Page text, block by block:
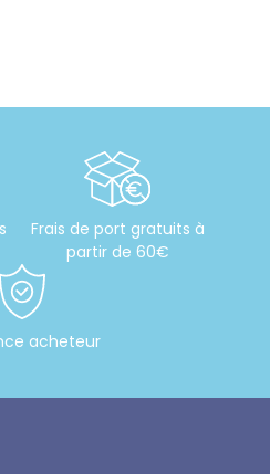
Frais de port gratuits à
partir de 60€
acheteur